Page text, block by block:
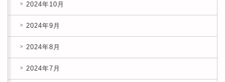
2024年10月
2024年9月
2024年8月
2024年7月